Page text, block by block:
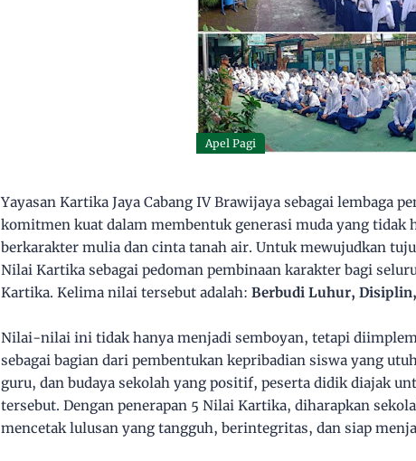
Apel Pagi
Yayasan Kartika Jaya Cabang IV Brawijaya sebagai lembaga
komitmen kuat dalam membentuk generasi muda yang tidak
berkarakter mulia dan cinta tanah air. Untuk mewujudkan
Nilai Kartika sebagai pedoman pembinaan karakter bagi
Kartika. Kelima nilai tersebut adalah: Berbudi Luhur,
Nilai-nilai ini tidak hanya menjadi semboyan, tetapi
sebagai bagian dari pembentukan kepribadian siswa yang
guru, dan budaya sekolah yang positif, peserta didik diajak
tersebut. Dengan penerapan 5 Nilai Kartika, diharapkan
mencetak lulusan yang tangguh, berintegritas, dan siap